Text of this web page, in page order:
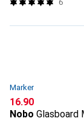
6
Marker
CHF
16.90
Nobo Glasboard